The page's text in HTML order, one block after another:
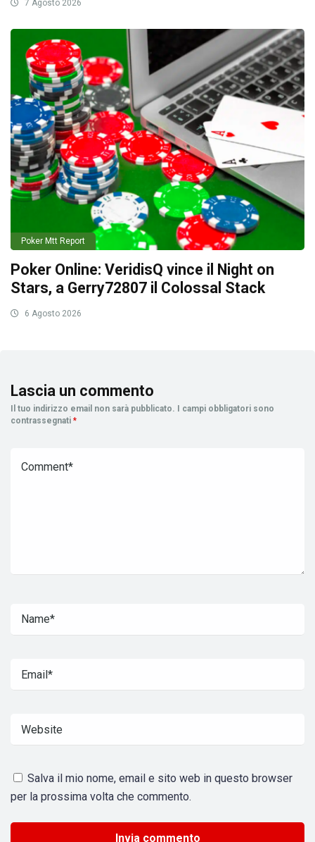
7 Agosto 2026
Poker Mtt Report
Poker Online: VeridisQ vince il Night on
Stars, a Gerry72807 il Colossal Stack
6 Agosto 2026
Lascia un commento
Il tuo indirizzo email non sarà pubblicato. I campi obbligatori sono
contrassegnati *
Salva il mio nome, email e sito web in questo browser
per la prossima volta che commento.